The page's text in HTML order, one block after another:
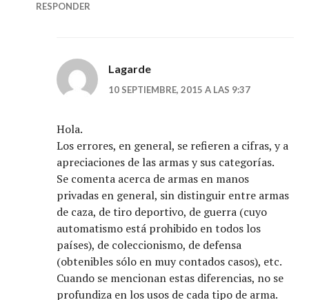
RESPONDER
Lagarde
10 SEPTIEMBRE, 2015 A LAS 9:37
Hola.
Los errores, en general, se refieren a cifras, y a
apreciaciones de las armas y sus categorías.
Se comenta acerca de armas en manos
privadas en general, sin distinguir entre armas
de caza, de tiro deportivo, de guerra (cuyo
automatismo está prohibido en todos los
países), de coleccionismo, de defensa
(obtenibles sólo en muy contados casos), etc.
Cuando se mencionan estas diferencias, no se
profundiza en los usos de cada tipo de arma.